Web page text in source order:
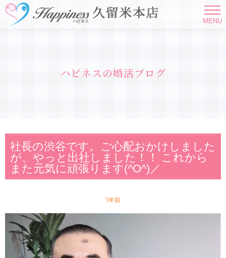
MENU
ハピネスの婚活ブログ
社長の渋谷です。ご心配おかけしました
が、やっと出社しました！！ これから
また元気に頑張ります(^O^)／
5年前